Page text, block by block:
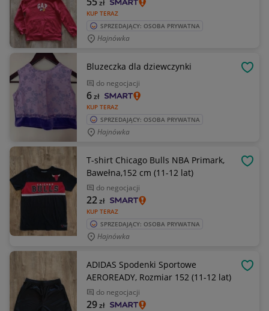
KUP TERAZ
zł
SPRZEDAJĄCY: OSOBA PRYWATNA
Hajnówka
Bluzeczka dla dziewczynki
do negocjacji
KUP TERAZ
6zł
SPRZEDAJĄCY: OSOBA PRYWATNA
Hajnówka
T-shirt Chicago Bulls NBA Primark,
Bawełna,152 cm (11-12 lat)
do negocjacji
KUP TERAZ
22zł
SPRZEDAJĄCY: OSOBA PRYWATNA
Hajnówka
ADIDAS Spodenki Sportowe
AEROREADY, Rozmiar 152 (11-12 lat)
do negocjacji
29zł